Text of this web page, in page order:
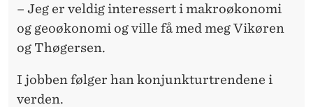
– Jeg er veldig interessert i makroøkonomi
og geoøkonomi og ville få med meg Vikøren
og Thøgersen.
I jobben følger han konjunkturtrendene i
verden.